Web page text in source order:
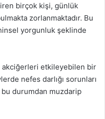
birçok kişi, günlük
zorlanmaktadır. Bu
yorgunluk şeklinde
akciğerleri etkileyebilen bir
nefes darlığı sorunları
bu durumdan muzdarip